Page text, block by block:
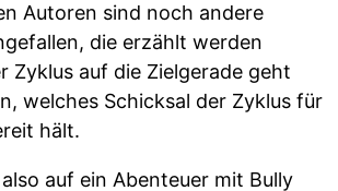
Autoren sind noch andere
die erzählt werden
Zyklus auf die Zielgerade geht
welches Schicksal der Zyklus für
hält.
auf ein Abenteuer mit Bully